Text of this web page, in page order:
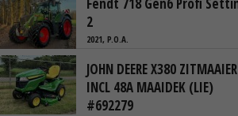
2
2021, P.O.A.
JOHN DEERE X380 ZITMAAIER
INCL 48A MAAIDEK (LIE)
#692279